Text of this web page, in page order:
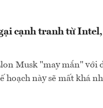
cạnh tranh từ Intel,
Musk "may mắn" với
hoạch này sẽ mất khá